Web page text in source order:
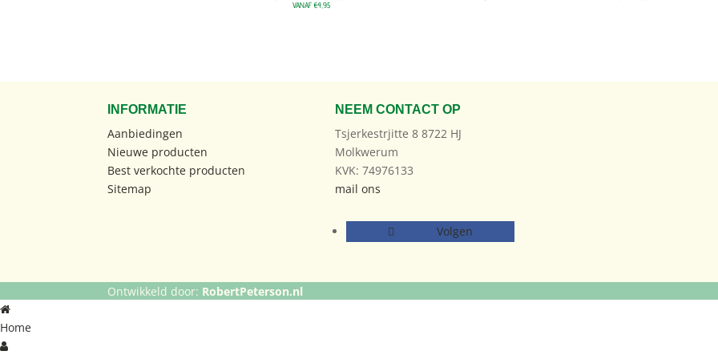
VANAF €4,95
INFORMATIE
Aanbiedingen
Nieuwe producten
Best verkochte producten
Sitemap
NEEM CONTACT OP
Tsjerkestrjitte 8 8722 HJ
Molkwerum
KVK: 74976133
mail ons
Volgen
Ontwikkeld door: RobertPeterson.nl
Home